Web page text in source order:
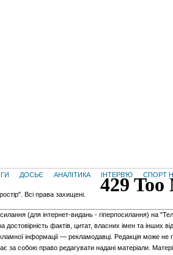
ДОСЬЄ АНАЛІТИКА ІНТЕРВ'Ю СПОРТ
Всі права захищені.
(для iнтернет-видань - гiперпосилання) на
достовірність фактів, цитат, власних імен та інших
інформації — рекламодавці. Редакція може не
за собою право редагувати надані матеріали.